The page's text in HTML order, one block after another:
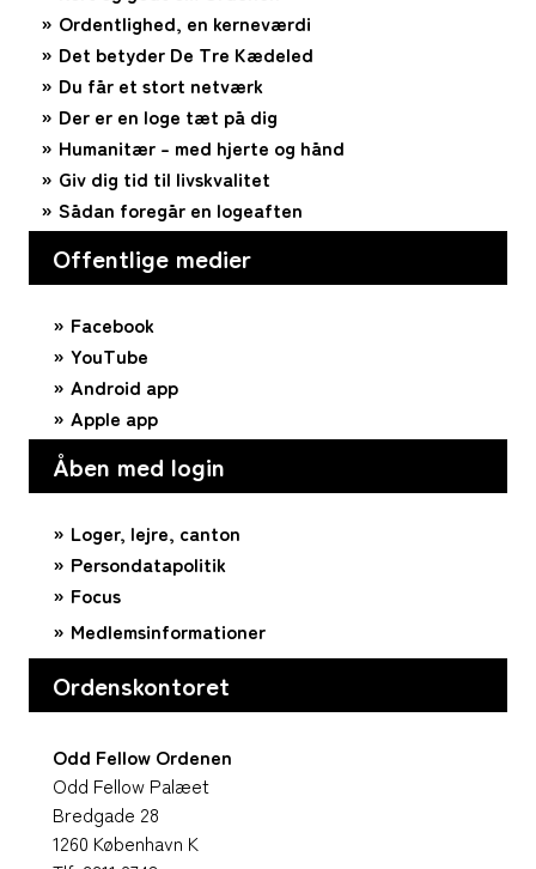
Ordentlighed, en kerneværdi
Det betyder De Tre Kædeled
Du får et stort netværk
Der er en loge tæt på dig
Humanitær – med hjerte og hånd
Giv dig tid til livskvalitet
Sådan foregår en logeaften
Offentlige medier
Facebook
YouTube
Android app
Apple app
Åben med login
Loger, lejre, canton
Persondatapolitik
Focus
Medlemsinformationer
Ordenskontoret
Odd Fellow Ordenen
Odd Fellow Palæet
Bredgade 28
1260 København K